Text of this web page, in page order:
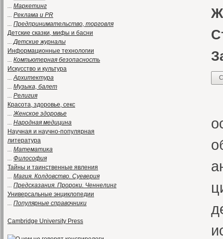
... Маркетинг
... Реклама и PR
... Предпринимательство, торговля
Детские сказки, мифы и басни
...Детские журналы
Информационные технологии
... Компьютерная безопасность
Искусство и культура
...Архитектура
... Музыка, балет
... Религия
Красота, здоровье, секс
...Женское здоровье
... Народная медицина
Научная и научно-популярная
литература
... Математика
... Философия
Тайны и таинственные явления
... Магия. Колдовство. Суеверия
... Предсказания. Пророки. Ченнелинг
Универсальные энциклопедии
... Популярные справочники
Cambridge University Press